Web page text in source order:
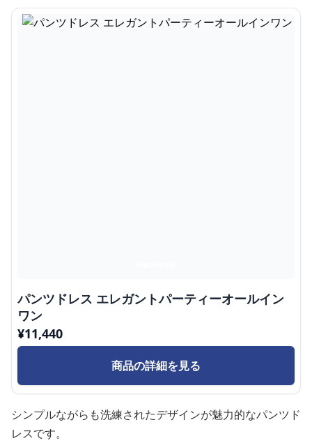
パンツドレス エレガントパーティーオールイン
ワン
¥11,440
商品の詳細を見る
シンプルながらも洗練されたデザインが魅力的なパンツド
レスです。